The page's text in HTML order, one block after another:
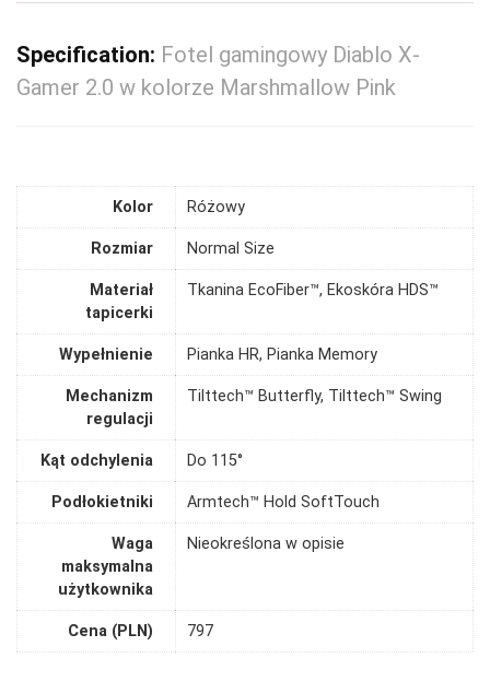
Specification: Fotel gamingowy Diablo X-
Gamer 2.0 w kolorze Marshmallow Pink
Kolor Różowy
Rozmiar Normal Size
Materiał
tapicerki
Tkanina EcoFiber™, Ekoskóra HDS™
Wypełnienie Pianka HR, Pianka Memory
Mechanizm
regulacji
Tilttech™ Butterfly, Tilttech™ Swing
Kąt odchylenia Do 115°
Podłokietniki Armtech™ Hold SoftTouch
Waga
maksymalna
użytkownika
Nieokreślona w opisie
Cena (PLN) 797